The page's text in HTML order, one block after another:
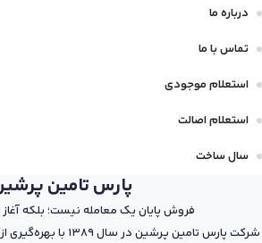
درباره ما
تماس با ما
استعلام موجودی
استعلام اصالت
سال ساخت
پارس تامین
فروش پایان یک معامله نیست؛ بلکه
شرکت پارس تامین